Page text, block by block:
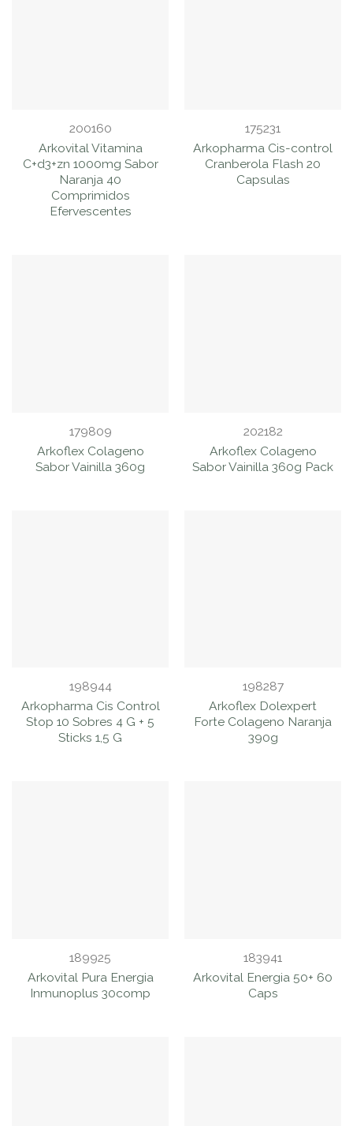
200160
Arkovital Vitamina
C+d3+zn 1000mg Sabor
Naranja 40
Comprimidos
Efervescentes
175231
Arkopharma Cis-control
Cranberola Flash 20
Capsulas
179809
Arkoflex Colageno
Sabor Vainilla 360g
202182
Arkoflex Colageno
Sabor Vainilla 360g Pack
198944
Arkopharma Cis Control
Stop 10 Sobres 4 G + 5
Sticks 1,5 G
198287
Arkoflex Dolexpert
Forte Colageno Naranja
390g
189925
Arkovital Pura Energia
Inmunoplus 30comp
183941
Arkovital Energia 50+ 60
Caps